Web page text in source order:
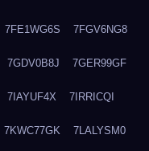
7FE1WG6S 7FGV6NG8
7GDV0B8J 7GER99GF
7IAYUF4X 7IRRICQI
7KWC77GK 7LALYSM0